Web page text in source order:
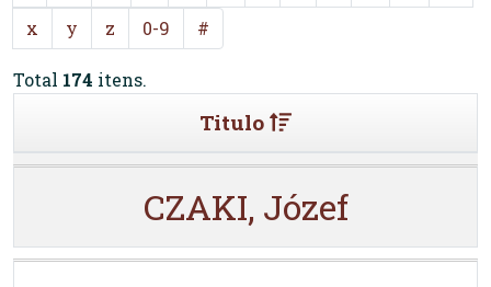
x
y z 0-9 #
Total 174 itens.
Titulo
CZAKI, Józef